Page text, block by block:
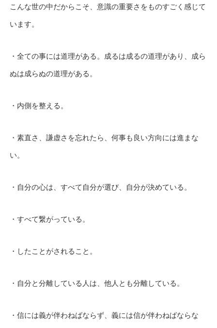
こんな世の中だからこそ、意識の重要さをものすごく感じて
います。
・全ての事には道理がある。成るは成るの道理があり、成ら
ぬは成らぬの道理がある。
・内側を整える。
・素直さ、謙虚さを忘れたら、何事も良い方向には進まな
い。
・自分の心は、すべて自分が選び、自分が決めている。
・すべて繋がっている。
・したことがされること。
・自分と分離している人は、他人とも分離している。
・信には義が伴わねばならず、義には信が伴わねばならな